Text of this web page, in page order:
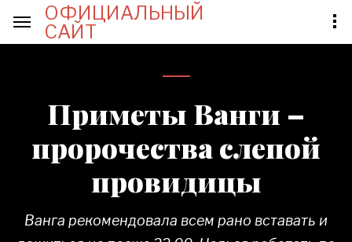
ОФИЦИАЛЬНЫЙ
САЙТ
Приметы Ванги –
пророчества слепой
провидицы
Ванга рекомендовала всем рано вставать и